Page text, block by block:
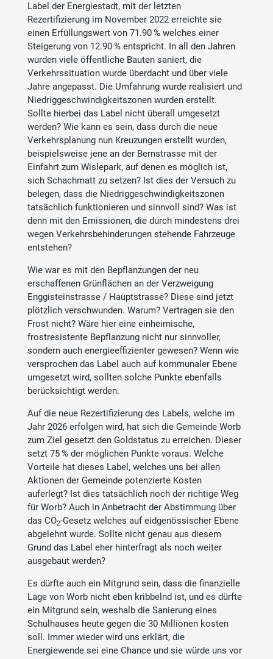
Label der Energiestadt, mit der letzten
Rezertifizierung im November 2022 erreichte sie
einen Erfüllungswert von 71.90 % welches einer
Steigerung von 12.90 % entspricht. In all den Jahren
wurden viele öffentliche Bauten saniert, die
Verkehrssituation wurde überdacht und über viele
Jahre angepasst. Die Umfahrung wurde realisiert und
Niedriggeschwindigkeitszonen wurden erstellt.
Sollte hierbei das Label nicht überall umgesetzt
werden? Wie kann es sein, dass durch die neue
Verkehrsplanung nun Kreuzungen erstellt wurden,
beispielsweise jene an der Bernstrasse mit der
Einfahrt zum Wislepark, auf denen es möglich ist,
sich Schachmatt zu setzen? Ist dies der Versuch zu
belegen, dass die Niedriggeschwindigkeitszonen
tatsächlich funktionieren und sinnvoll sind? Was ist
denn mit den Emissionen, die durch mindestens drei
wegen Verkehrsbehinderungen stehende Fahrzeuge
entstehen?
Wie war es mit den Bepflanzungen der neu
erschaffenen Grünflächen an der Verzweigung
Enggisteinstrasse / Hauptstrasse? Diese sind jetzt
plötzlich verschwunden. Warum? Vertragen sie den
Frost nicht? Wäre hier eine einheimische,
frostresistente Bepflanzung nicht nur sinnvoller,
sondern auch energieeffizienter gewesen? Wenn wie
versprochen das Label auch auf kommunaler Ebene
umgesetzt wird, sollten solche Punkte ebenfalls
berücksichtigt werden.
Auf die neue Rezertifizierung des Labels, welche im
Jahr 2026 erfolgen wird, hat sich die Gemeinde Worb
zum Ziel gesetzt den Goldstatus zu erreichen. Dieser
setzt 75 % der möglichen Punkte voraus. Welche
Vorteile hat dieses Label, welches uns bei allen
Aktionen der Gemeinde potenzierte Kosten
auferlegt? Ist dies tatsächlich noch der richtige Weg
für Worb? Auch in Anbetracht der Abstimmung über
das CO2-Gesetz welches auf eidgenössischer Ebene
abgelehnt wurde. Sollte nicht genau aus diesem
Grund das Label eher hinterfragt als noch weiter
ausgebaut werden?
Es dürfte auch ein Mitgrund sein, dass die finanzielle
Lage von Worb nicht eben kribbelnd ist, und es dürfte
ein Mitgrund sein, weshalb die Sanierung eines
Schulhauses heute gegen die 30 Millionen kosten
soll. Immer wieder wird uns erklärt, die
Energiewende sei eine Chance und sie würde uns vor